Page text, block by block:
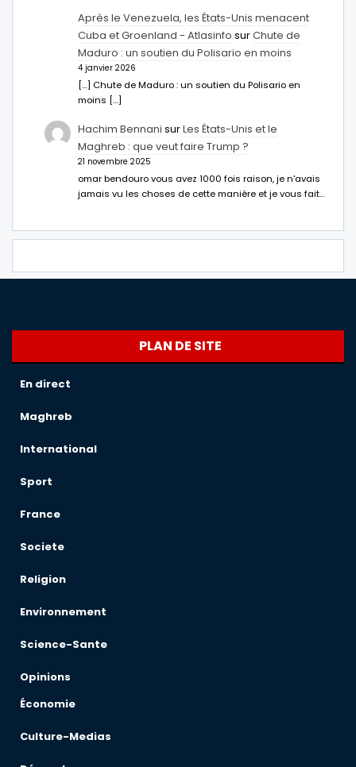
Après le Venezuela, les États-Unis menacent
Cuba et Groenland - Atlasinfo surChute de
Maduro : un soutien du Polisario en moins
4 janvier 2026
[…] Chute de Maduro : un soutien du Polisario en
moins […]
Hachim Bennani surLes États-Unis et le
Maghreb : que veut faire Trump ?
21 novembre 2025
omar bendouro vous avez 1000 fois raison, je n'avais
jamais vu les choses de cette manière et je vous fait…
PLAN DE SITE
En direct
Maghreb
International
Sport
France
Societe
Religion
Environnement
Science-Sante
Opinions
Économie
Culture-Medias